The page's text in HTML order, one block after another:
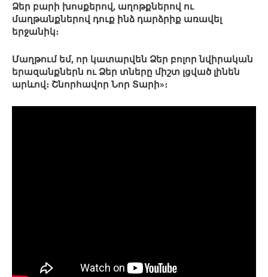
Ձեր բարի խոսքերով, աղոթքներով ու
մաղթանքներով դուք ինձ դարձրիք առավել
երջանիկ։
Մաղթում եմ, որ կատարվեն Ձեր բոլոր նվիրական
երազանքներն ու Ձեր տները միշտ լցված լինեն
արևով։ Շնորհավոր Նոր Տարի»։